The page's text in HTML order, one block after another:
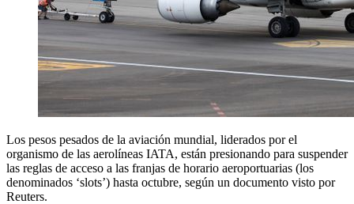
Los pesos pesados de la aviación mundial, liderados por el
organismo de las aerolíneas IATA, están presionando para suspender
las reglas de acceso a las franjas de horario aeroportuarias (los
denominados ‘slots’) hasta octubre, según un documento visto por
Reuters.